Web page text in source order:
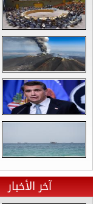
آخر الأخبار